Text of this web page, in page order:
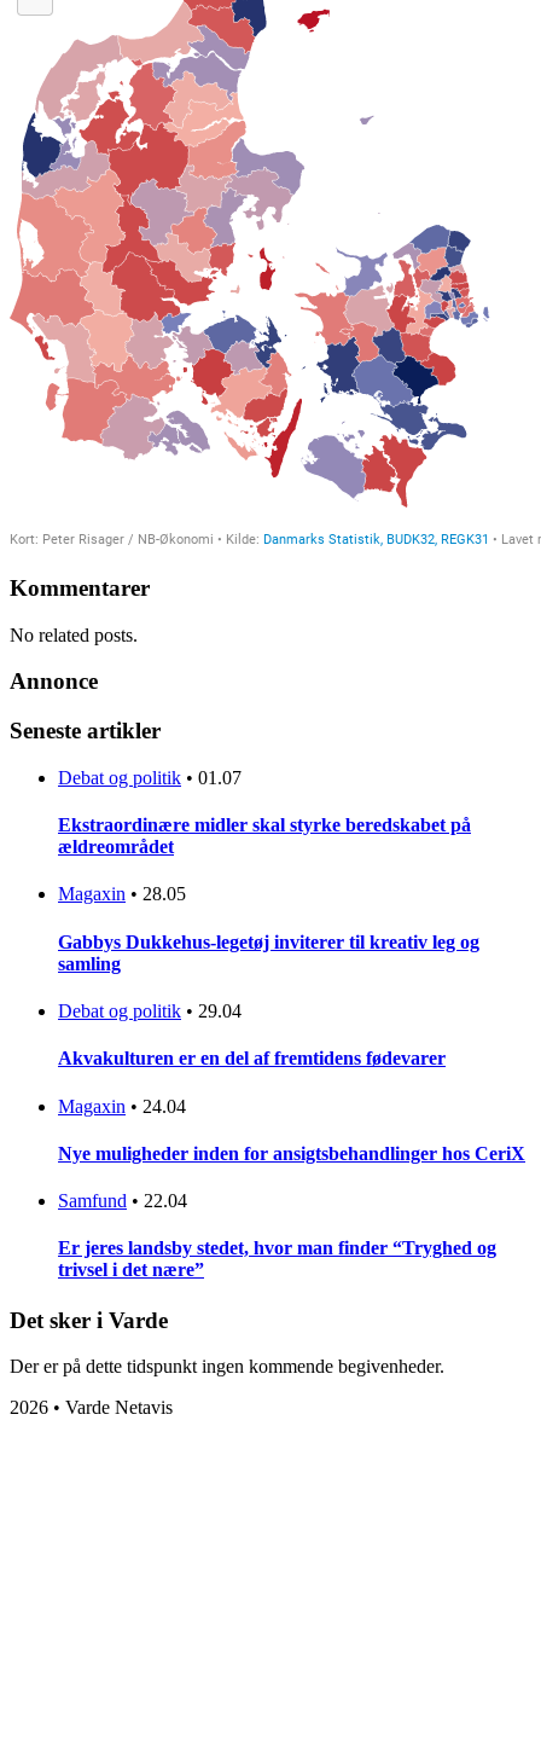
Kommentarer
No related posts.
Annonce
Seneste artikler
Debat og politik • 01.07
Ekstraordinære midler skal styrke beredskabet på
ældreområdet
Magaxin • 28.05
Gabbys Dukkehus-legetøj inviterer til kreativ leg og
samling
Debat og politik • 29.04
Akvakulturen er en del af fremtidens fødevarer
Magaxin • 24.04
Nye muligheder inden for ansigtsbehandlinger hos CeriX
Samfund • 22.04
Er jeres landsby stedet, hvor man finder “Tryghed og
trivsel i det nære”
Det sker i Varde
Der er på dette tidspunkt ingen kommende begivenheder.
2026 • Varde Netavis